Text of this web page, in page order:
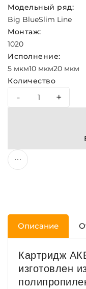
Модельный ряд:
Big BlueSlim Line
Монтаж:
1020
Исполнение:
5 мкм10 мкм20 мкм
Количество
- +
Описание
Картридж
изготовлен